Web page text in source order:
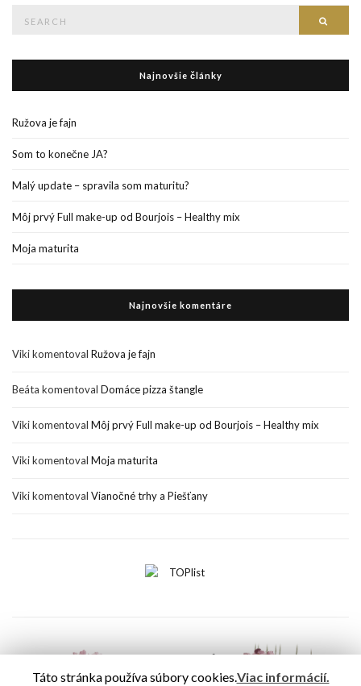
Najnovšie články
Ružova je fajn
Som to konečne JA?
Malý update – spravila som maturitu?
Môj prvý Full make-up od Bourjois – Healthy mix
Moja maturita
Najnovšie komentáre
Vikikomentoval Ružova je fajn
Beáta komentoval Domáce pizza štangle
Vikikomentoval Môj prvý Full make-up od Bourjois – Healthy mix
Vikikomentoval Moja maturita
Vikikomentoval Vianočné trhy a Piešťany
Táto stránka používa súbory cookies.Viac informácií.